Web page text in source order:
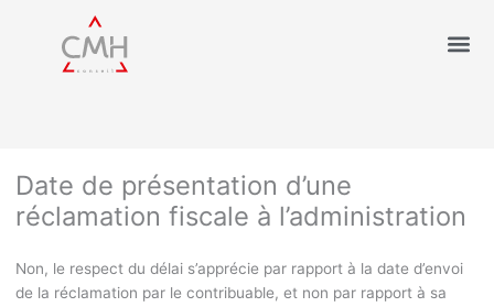
Date de présentation d’une
réclamation fiscale à l’administration
Non, le respect du délai s’apprécie par rapport à la date d’envoi
de la réclamation par le contribuable, et non par rapport à sa